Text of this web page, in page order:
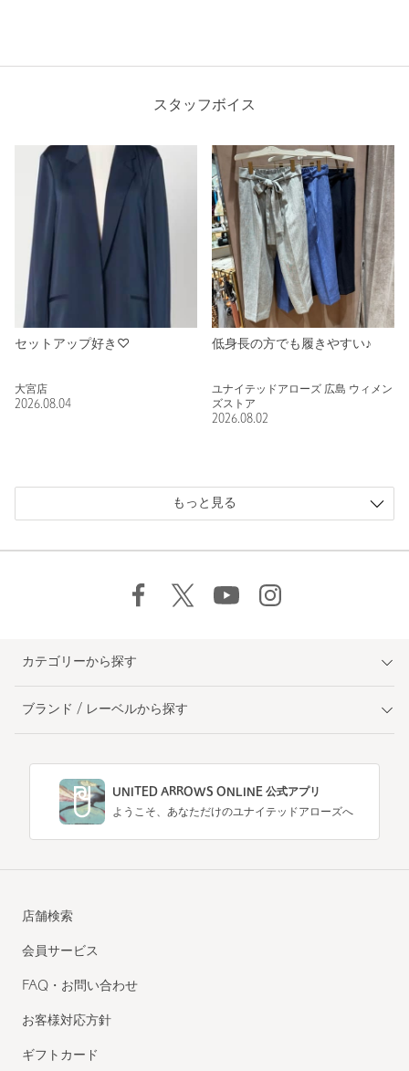
スタッフボイス
セットアップ好き♡
大宮店
2026.08.04
低身長の方でも履きやすい♪
ユナイテッドアローズ 広島 ウィメン
ズストア
2026.08.02
もっと見る
カテゴリーから探す
ブランド / レーベルから探す
UNITED ARROWS ONLINE 公式アプリ
ようこそ、あなただけのユナイテッドアローズへ
店舗検索
会員サービス
FAQ・お問い合わせ
お客様対応方針
ギフトカード